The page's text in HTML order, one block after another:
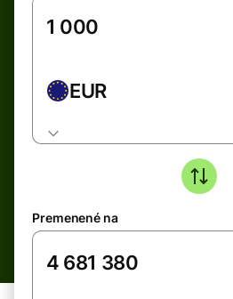
EUR
Premenené na